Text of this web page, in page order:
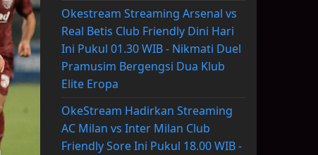
Okestream Streaming Arsenal vs
Real Betis Club Friendly Dini Hari
Ini Pukul 01.30 WIB - Nikmati Duel
Pramusim Bergengsi Dua Klub
Elite Eropa
OkeStream Hadirkan Streaming
AC Milan vs Inter Milan Club
Friendly Sore Ini Pukul 18.00 WIB -